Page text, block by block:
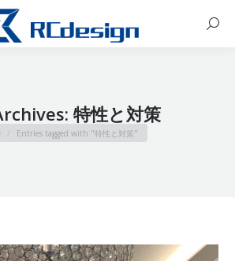
特性と対策
here:
Entries tagged with "特性と対策"